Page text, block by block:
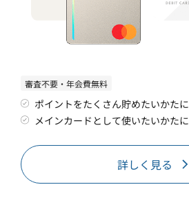
審査不要・年会費無料
ポイントをたくさん貯めたいかたに
メインカードとして使いたいかたに
詳しく見る